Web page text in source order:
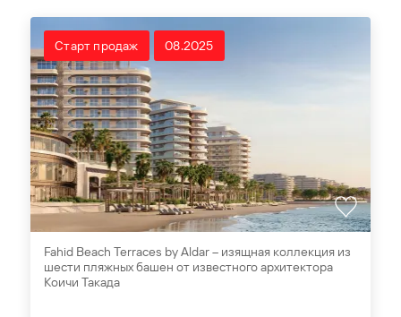
Старт продаж 08.2025
Fahid Beach Terraces by Aldar – изящная коллекция из
шести пляжных башен от известного архитектора
Коичи Такада